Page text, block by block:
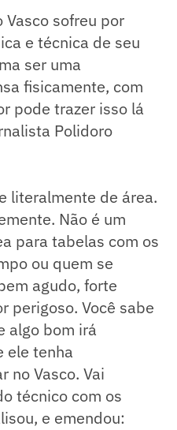
sofreu por
e técnica de seu
ser uma
fisicamente, com
pode trazer isso lá
Polidoro
literalmente de área.
Não é um
para tabelas com os
ou quem se
agudo, forte
perigoso. Você sabe
algo bom irá
ele tenha
no Vasco. Vai
técnico com os
e emendou: